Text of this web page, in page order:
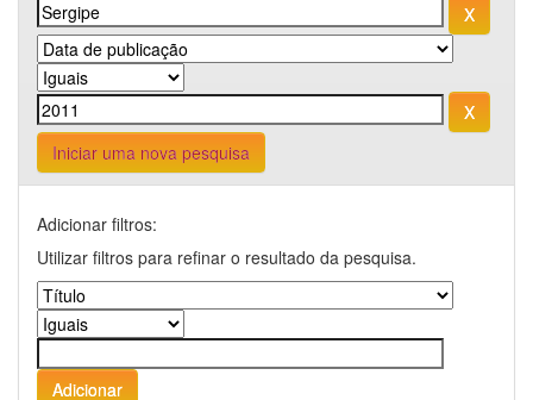
Iniciar uma nova pesquisa
Adicionar filtros:
Utilizar filtros para refinar o resultado da pesquisa.